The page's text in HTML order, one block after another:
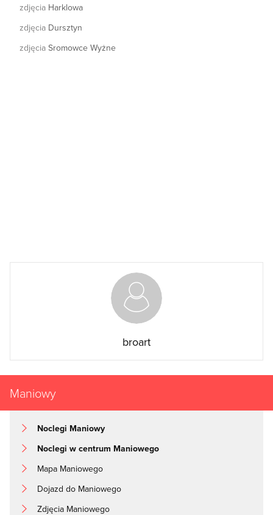
zdjęcia Harklowa
zdjęcia Dursztyn
zdjęcia Sromowce Wyżne
broart
Maniowy
Noclegi Maniowy
Noclegi w centrum Maniowego
Mapa Maniowego
Dojazd do Maniowego
Zdjęcia Maniowego